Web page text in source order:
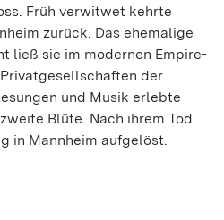
Früh verwitwet kehrte
zurück. Das ehemalige
ließ sie im modernen Empire-
der
und Musik erlebte
Blüte. Nach ihrem Tod
in Mannheim aufgelöst.